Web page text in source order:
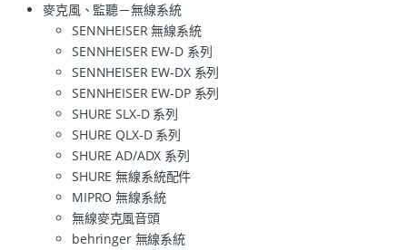
麥克風、監聽－無線系統
SENNHEISER 無線系統
SENNHEISER EW-D 系列
SENNHEISER EW-DX 系列
SENNHEISER EW-DP 系列
SHURE SLX-D 系列
SHURE QLX-D 系列
SHURE AD/ADX 系列
SHURE 無線系統配件
MIPRO 無線系統
無線麥克風音頭
behringer 無線系統